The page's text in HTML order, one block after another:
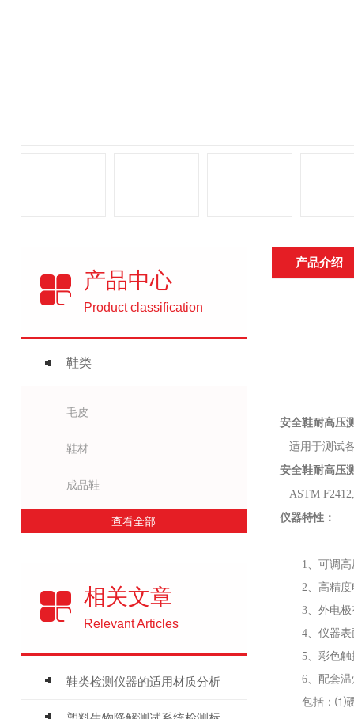
产品中心
Product classification
鞋类
毛皮
鞋材
成品鞋
查看全部
相关文章
Relevant Articles
鞋类检测仪器的适用材质分析
产品介绍
安全鞋耐高压
适用于测试
安全鞋耐高压
ASTM
仪器特性：
1、可调
2、高精
3、外电
4、仪器
5、彩色
6、配套
包括：⑴